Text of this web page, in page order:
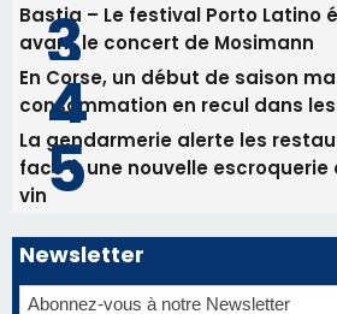
Newsletter
Inscrivez-vous à la newsletter de
email les infos les plus
nos meilleurs articles